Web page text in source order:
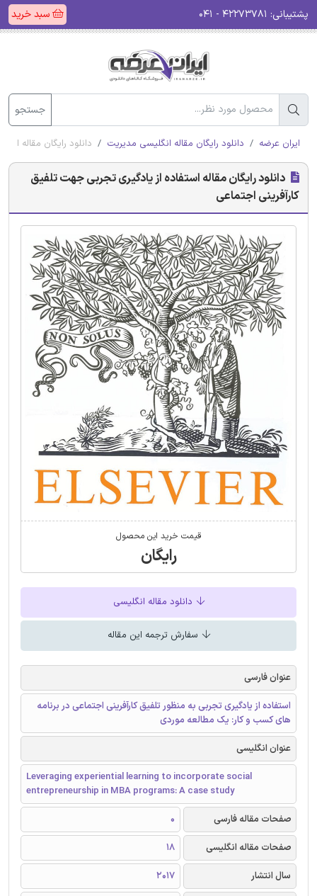
پشتیبانی: سبد خرید
جستجو
ایران عرضه دانلود رایگان مقاله انگلیسی مدیریت دانلود رایگان مقاله
دانلود رایگان مقاله استفاده از یادگیری تجربی جهت تلفیق
کارآفرینی اجتماعی
قیمت خرید این محصول
رایگان
دانلود مقاله انگلیسی
سفارش ترجمه این مقاله
عنوان فارسی
استفاده از یادگیری تجربی به منظور تلفیق کارآفرینی اجتماعی در برنامه
های کسب و کار: یک مطالعه موردی
عنوان انگلیسی
Leveraging experiential learning to incorporate social
entrepreneurship in MBA programs: A case study
صفحات مقاله فارسی
0
صفحات مقاله انگلیسی
18
سال انتشار
2017